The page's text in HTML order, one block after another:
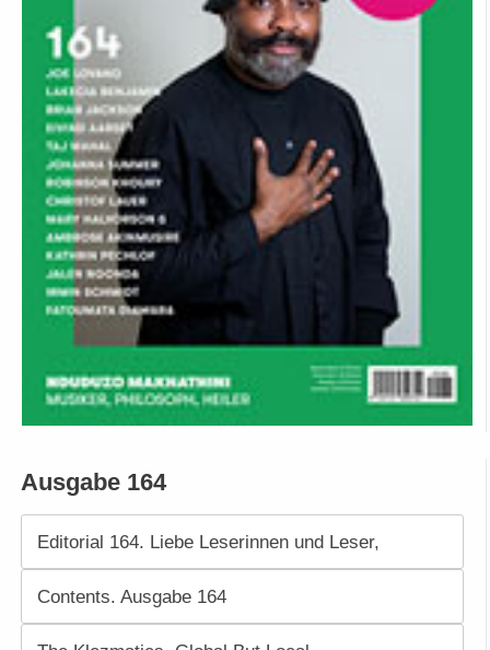
Ausgabe 164
Editorial 164. Liebe Leserinnen und Leser,
Contents. Ausgabe 164